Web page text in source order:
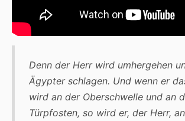
Denn der Herr wird umhergehen
Ägypter schlagen. Und wenn er
wird an der Oberschwelle und an
Türpfosten, so wird er, der Herr,